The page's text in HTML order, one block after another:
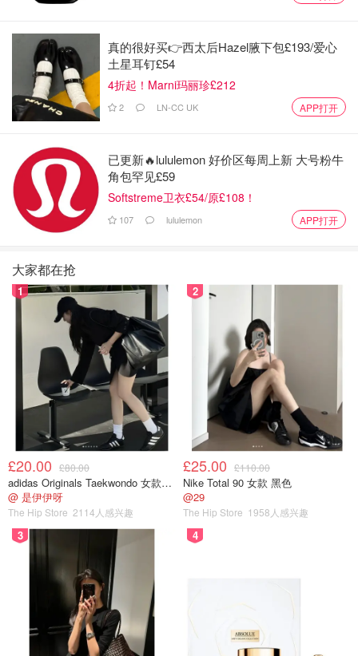
非常喜欢这款内型的包臀衣
因为下面有带扣子，而且棉质衣服，包裹在宝宝身上也起到
很好的保暖作用！
重点是锁住尿不湿不会外漏
购买的地方是carter，他们家这种包臀衣服偏小号很多
两个月多，就已经开始穿9m的衣服了！可能是因为棉质的
真的很好买👉西太后Hazel腋下包£193/爱心
土星耳钉£54
4折起！Marni玛丽珍£212
2 LN-CC UK APP打开
已更新🔥lululemon 好价区每周上新 大号粉牛
角包罕见£59
Softstreme卫衣£54/原£108！
107 lululemon APP打开
大家都在抢
1
£20.00 £80.00
adidas Originals Taekwondo 女款黑色运动鞋
@ 是伊伊呀
The Hip Store 2114人感兴趣
2
£25.00 £110.00
Nike Total 90 女款 黑色
@29
The Hip Store 1958人感兴趣
3 4